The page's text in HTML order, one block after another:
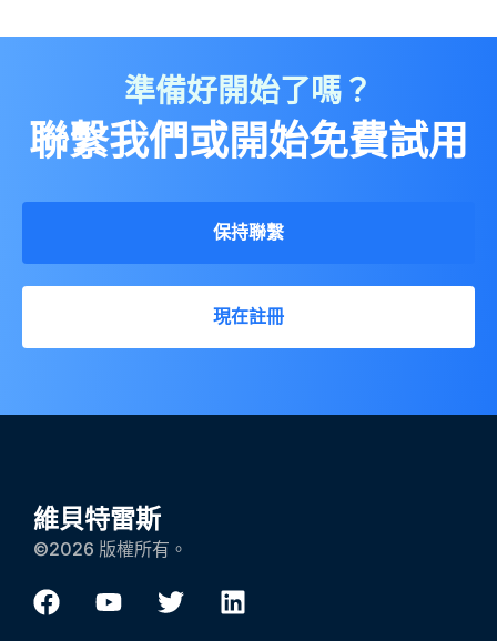
準備好開始了嗎？
聯繫我們或開始免費試用
保持聯繫
現在註冊
維貝特雷斯
©2026 版權所有。